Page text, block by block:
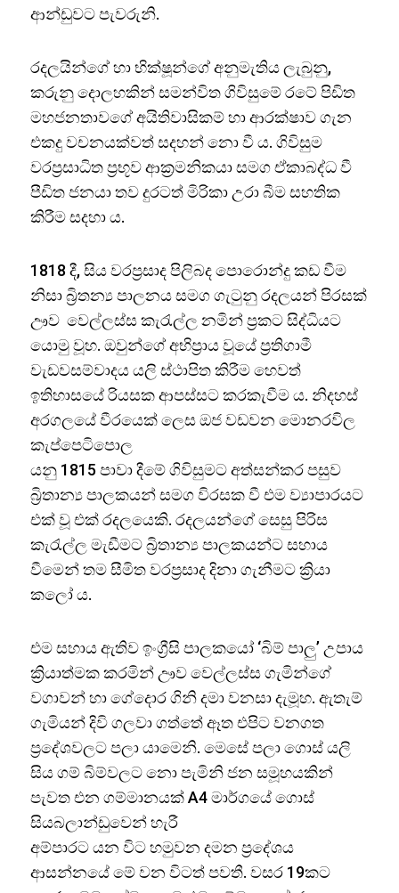
ආන්ඩුවට පැවරුනි.
රදලයින්ගේ හා භික්ෂූන්ගේ අනුමැතිය ලැබුනු,
කරුනු දොලහකින් සමන්විත ගිවිසුමේ රටේ පිඩිත
මහජනතාවගේ අයිතිවාසිකම් හා ආරක්ෂාව ගැන
එකදු වචනයක්වත් සදහන් නො වී ය. ගිවිසුම
වරප්‍රසාධිත ප්‍රභූව ආක්‍රමනිකයා සමග ඒකාබද්ධ වී
පීඩිත ජනයා තව දුරටත් මිරිකා උරා බීම සහතික
කිරීම සදහා ය.
1818 දී, සිය වරප්‍රසාද පිලිබද පොරොන්දු කඩ වීම
නිසා බ්‍රිතන්‍ය පාලනය සමග ගැටුනු රදලයන් පිරසක්
ඌව වෙල්ලස්ස කැරැල්ල නමින් ප්‍රකට සිද්ධියට
යොමු වූහ. ඔවුන්ගේ අභිප්‍රාය වූයේ ප්‍රතිගාමී
වැඩවසම්වාදය යලි ස්ථාපිත කිරීම හෙවත්
ඉතිහාසයේ රියසක ආපස්සට කරකැවීම ය. නිදහස්
අරගලයේ වීරයෙක් ලෙස ඔජ වඩවන මොනරවිල
කැප්පෙටිපොල
යනු 1815 පාවා දීමේ ගිවිසුමට අත්සන්කර පසුව
බ්‍රිතාන්‍ය පාලකයන් සමග විරසක වී එම ව්‍යාපාරයට
එක් වූ එක් රදලයෙකි. රදලයන්ගේ සෙසු පිරිස
කැරැල්ල මැඩීමට බ්‍රිතාන්‍ය පාලකයන්ට සහාය
වීමෙන් තම සීමිත වරප්‍රසාද දිනා ගැනීමට ක්‍රියා
කලෝ ය.
එම සහාය ඇතිව ඉංග්‍රීසි පාලකයෝ ‘බිම් පාලු’ උපාය
ක්‍රියාත්මක කරමින් ඌව වෙල්ලස්ස ගැමින්ගේ
වගාවන් හා ගේදොර ගිනි දමා වනසා දැමූහ. ඇතැම්
ගැමියන් දිවි ගලවා ගත්තේ ඈත එපිට වනගත
ප්‍රදේශවලට පලා යාමෙනි. මෙසේ පලා ගොස් යලි
සිය ගම් බිම්වලට නො පැමිනි ජන සමූහයකින්
පැවත එන ගම්මානයක් A4 මාර්ගයේ ගොස්
සියබලාන්ඩුවෙන් හැරී
අම්පාරට යන විට හමුවන දමන ප්‍රදේශය
ආසන්නයේ මේ වන විටත් පවතී. වසර 19කට